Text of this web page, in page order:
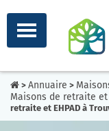
> Annuaire >
Maisons de retraite et
retraite et EHPAD à